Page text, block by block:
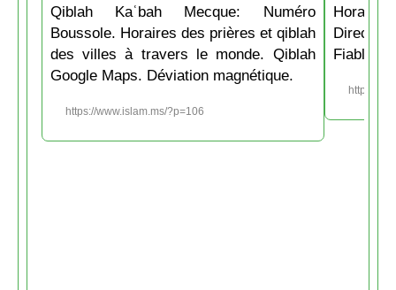
Qiblah Kaʿbah Mecque: Numéro
Boussole. Horaires des prières et qiblah
des villes à travers le monde. Qiblah
Google Maps. Déviation magnétique.
https://www.islam.ms/?p=106
Fiable et
https://